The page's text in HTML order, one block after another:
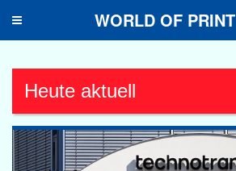
Toggle
WORLD OF PRINT
Heute aktuell